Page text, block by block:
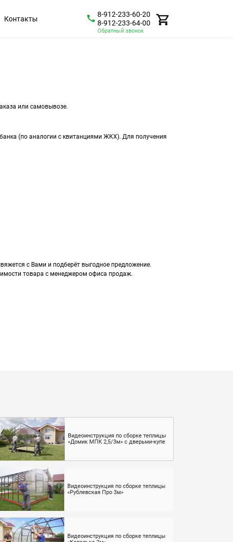
Контакты
8-912-233-60-20
8-912-233-64-00
Обратный звонок
или самовывозе.
(по аналогии с квитанциями ЖКХ). Для получения
с Вами и подберёт выгодное предложение.
товара с менеджером офиса продаж.
Видеоинструкция по сборке теплицы
«Домик МПК 2,5/3м» с дверьми-купе
Видеоинструкция по сборке теплицы
«Рублевская Про 3м»
Видеоинструкция по сборке теплицы